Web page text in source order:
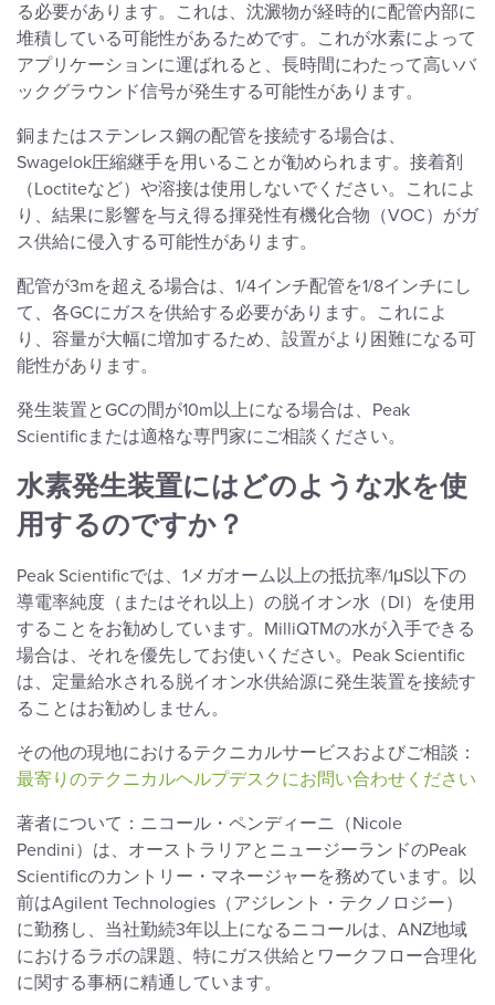
る必要があります。これは、沈澱物が経時的に配管内部に
堆積している可能性があるためです。これが水素によって
アプリケーションに運ばれると、長時間にわたって高いバ
ックグラウンド信号が発生する可能性があります。
銅またはステンレス鋼の配管を接続する場合は、
Swagelok圧縮継手を用いることが勧められます。接着剤
（Loctiteなど）や溶接は使用しないでください。これによ
り、結果に影響を与え得る揮発性有機化合物（VOC）がガ
ス供給に侵入する可能性があります。
配管が3mを超える場合は、1/4インチ配管を1/8インチにし
て、各GCにガスを供給する必要があります。これによ
り、容量が大幅に増加するため、設置がより困難になる可
能性があります。
発生装置とGCの間が10m以上になる場合は、Peak
Scientificまたは適格な専門家にご相談ください。
水素発生装置にはどのような水を使
用するのですか？
Peak Scientificでは、1メガオーム以上の抵抗率/1μS以下の
導電率純度（またはそれ以上）の脱イオン水（DI）を使用
することをお勧めしています。MilliQTMの水が入手できる
場合は、それを優先してお使いください。Peak Scientific
は、定量給水される脱イオン水供給源に発生装置を接続す
ることはお勧めしません。
その他の現地におけるテクニカルサービスおよびご相談：
最寄りのテクニカルヘルプデスクにお問い合わせください
著者について：ニコール・ペンディーニ（Nicole
Pendini）は、オーストラリアとニュージーランドのPeak
Scientificのカントリー・マネージャーを務めています。以
前はAgilent Technologies（アジレント・テクノロジー）
に勤務し、当社勤続3年以上になるニコールは、ANZ地域
におけるラボの課題、特にガス供給とワークフロー合理化
に関する事柄に精通しています。